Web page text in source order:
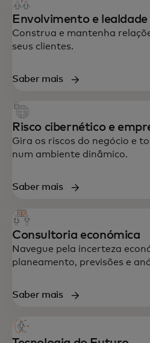
Apoio integral em
concebido para
Envolvimento e
Construa e mantenha
seus clientes.
Saber mais
Risco cibernético e
Gira os riscos do negócio e
num ambiente dinâmico.
Saber mais
Consultoria económica
Navegue pela incerteza
planeamento, previsões e
Saber mais